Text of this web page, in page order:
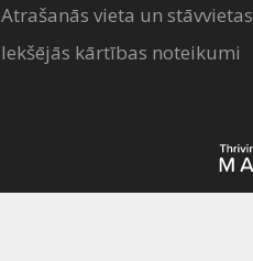
Atrašanās vieta un stāvvietas
Iekšējās kārtības noteikumi